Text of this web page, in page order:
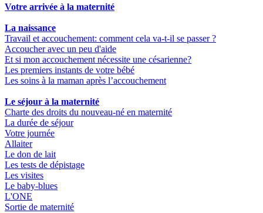
Votre arrivée à la maternité
La naissance
Travail et accouchement: comment cela va-t-il se passer ?
Accoucher avec un peu d'aide
Et si mon accouchement nécessite une césarienne?
Les premiers instants de votre bébé
Les soins à la maman après l’accouchement
Le séjour à la maternité
Charte des droits du nouveau-né en maternité
La durée de séjour
Votre journée
Allaiter
Le don de lait
Les tests de dépistage
Les visites
Le baby-blues
L'ONE
Sortie de maternité